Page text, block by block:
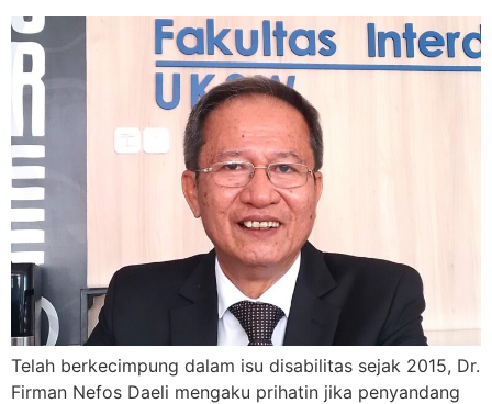
Telah berkecimpung dalam isu disabilitas sejak 2015, Dr.
Firman Nefos Daeli mengaku prihatin jika penyandang